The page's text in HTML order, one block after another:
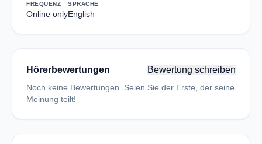
FREQUENZ
Online only
SPRACHE
English
Hörerbewertungen Bewertung schreiben
Noch keine Bewertungen. Seien Sie der Erste, der seine
Meinung teilt!